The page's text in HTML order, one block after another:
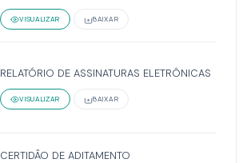
VISUALIZAR BAIXAR
RELATÓRIO DE ASSINATURAS ELETRÔNICAS
VISUALIZAR BAIXAR
CERTIDÃO DE ADITAMENTO